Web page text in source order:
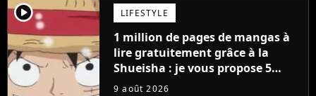
player2 LIFESTYLE
1 million de pages de mangas à
lire gratuitement grâce à la
Shueisha : je vous propose 5
mangas jamais sortis en France
9 août 2026